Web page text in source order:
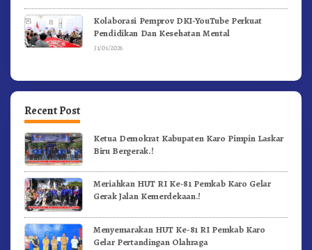
Kolaborasi Pemprov DKI-YouTube Perkuat
Pendidikan Dan Kesehatan Mental
31/01/2026
Recent Post
Ketua Demokrat Kabupaten Karo Pimpin Laskar
Biru Bergerak.!
Meriahkan HUT RI Ke-81 Pemkab Karo Gelar
Gerak Jalan Kemerdekaan.!
Menyemarakan HUT Ke-81 RI Pemkab Karo
Gelar Pertandingan Olahraga